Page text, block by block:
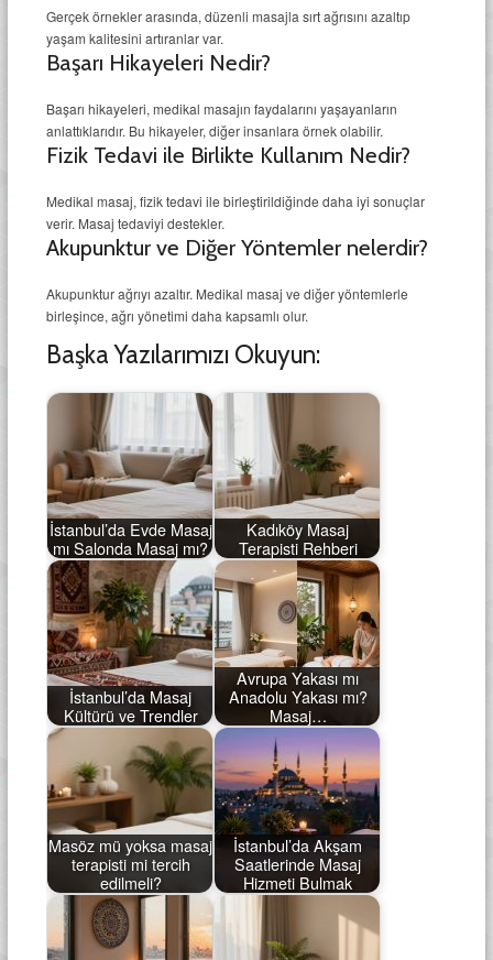
Gerçek örnekler arasında, düzenli masajla sırt ağrısını azaltıp
yaşam kalitesini artıranlar var.
Başarı Hikayeleri Nedir?
Başarı hikayeleri, medikal masajın faydalarını yaşayanların
anlattıklarıdır. Bu hikayeler, diğer insanlara örnek olabilir.
Fizik Tedavi ile Birlikte Kullanım Nedir?
Medikal masaj, fizik tedavi ile birleştirildiğinde daha iyi sonuçlar
verir. Masaj tedaviyi destekler.
Akupunktur ve Diğer Yöntemler nelerdir?
Akupunktur ağrıyı azaltır. Medikal masaj ve diğer yöntemlerle
birleşince, ağrı yönetimi daha kapsamlı olur.
Başka Yazılarımızı Okuyun:
İstanbul’da Evde Masaj
mı Salonda Masaj mı?
Kadıköy Masaj
Terapisti Rehberi
İstanbul’da Masaj
Kültürü ve Trendler
Avrupa Yakası mı
Anadolu Yakası mı?
Masaj…
Masöz mü yoksa masaj
terapisti mi tercih
edilmeli?
İstanbul’da Akşam
Saatlerinde Masaj
Hizmeti Bulmak